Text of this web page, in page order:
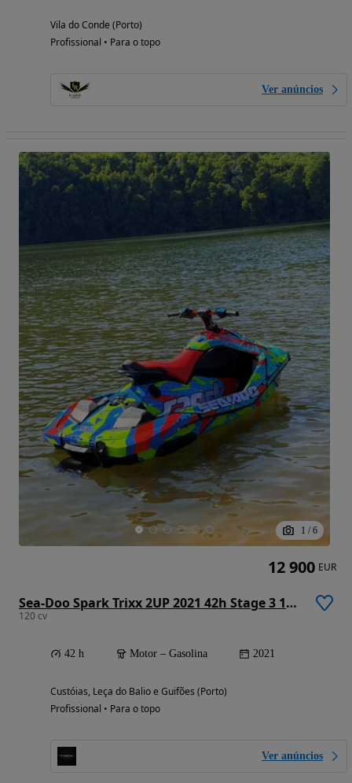
Vila do Conde (Porto)
Profissional • Para o topo
Ver anúncios
1 / 6
Sea-Doo Spark Trixx 2UP 2021 42h Stage 3 120cv Riva / Worx / Solas
120 cv
42 h Motor – Gasolina 2021
Custóias, Leça do Balio e Guifões (Porto)
Profissional • Para o topo
Ver anúncios
12 900 EUR